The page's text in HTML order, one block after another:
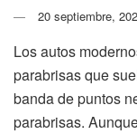
20 septiembre,
Los autos
parabrisas que
banda de puntos
parabrisas.